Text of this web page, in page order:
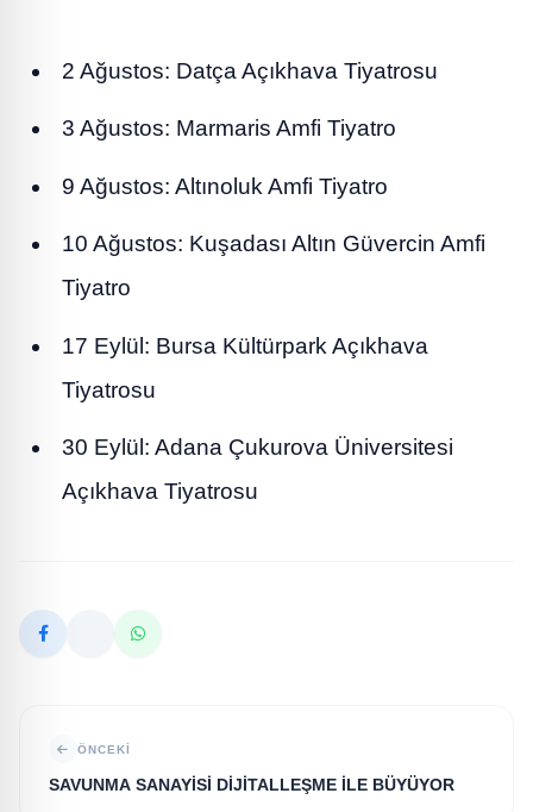
2 Ağustos: Datça Açıkhava Tiyatrosu
3 Ağustos: Marmaris Amfi Tiyatro
9 Ağustos: Altınoluk Amfi Tiyatro
10 Ağustos: Kuşadası Altın Güvercin Amfi
Tiyatro
17 Eylül: Bursa Kültürpark Açıkhava
Tiyatrosu
30 Eylül: Adana Çukurova Üniversitesi
Açıkhava Tiyatrosu
ÖNCEKI
SAVUNMA SANAYİSİ DİJİTALLEŞME İLE BÜYÜYOR